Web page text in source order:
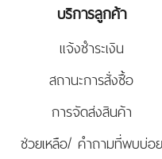
บริการลูกค้า
แจ้งชำระเงิน
สถานะการสั่งซื้อ
การจัดส่งสินค้า
ช่วยเหลือ/ คำถามที่พบบ่อย